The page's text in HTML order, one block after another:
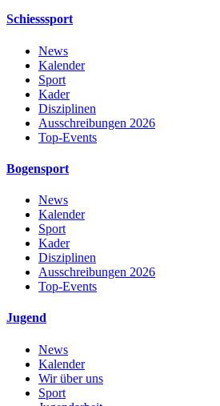
Schiesssport
News
Kalender
Sport
Kader
Disziplinen
Ausschreibungen 2026
Top-Events
Bogensport
News
Kalender
Sport
Kader
Disziplinen
Ausschreibungen 2026
Top-Events
Jugend
News
Kalender
Wir über uns
Sport